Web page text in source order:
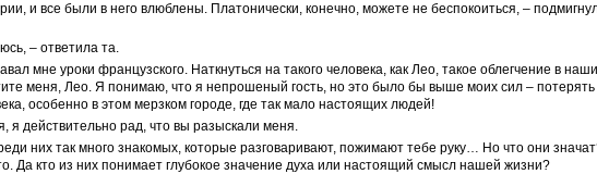
и все были в него влюблены. Платонически, конечно, можете не беспокоиться, –
– ответила та.
мне уроки французского. Наткнуться на такого человека, как Лео, такое облегчение в наши
меня, Лео. Я понимаю, что я непрошеный гость, но это было бы выше моих сил – потерять
особенно в этом мерзком городе, где так мало настоящих людей!
я действительно рад, что вы разыскали меня.
них так много знакомых, которые разговаривают, пожимают тебе руку… Но что они
Да кто из них понимает глубокое значение духа или настоящий смысл нашей жизни?